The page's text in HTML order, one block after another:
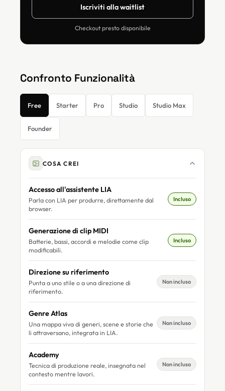
Iscriviti alla waitlist
Checkout presto disponibile
Confronto Funzionalità
Free Starter Pro Studio Studio Max
Founder
COSA CREI
Accesso all'assistente LIA
Parla con LIA per produrre, direttamente dal
browser.
Incluso
Generazione di clip MIDI
Batterie, bassi, accordi e melodie come clip
modificabili.
Incluso
Direzione su riferimento
Punta a uno stile o a una direzione di
riferimento.
Non incluso
Genre Atlas
Una mappa viva di generi, scene e storie che
li attraversano, integrata in LIA.
Non incluso
Academy
Tecnica di produzione reale, insegnata nel
contesto mentre lavori.
Non incluso